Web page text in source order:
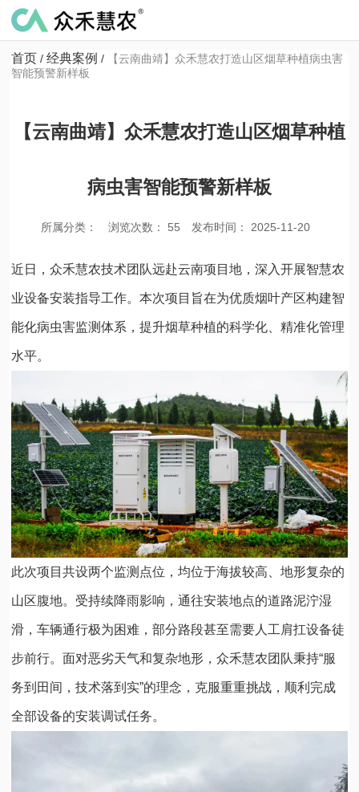
首页 / 经典案例 /
【云南曲靖】众禾慧农打造山区烟草种植病虫害
智能预警新样板
【云南曲靖】众禾慧农打造山区烟草种植
病虫害智能预警新样板
所属分类： 浏览次数： 55 发布时间： 2025-11-20
近日，众禾慧农技术团队远赴云南项目地，深入开展智慧农
业设备安装指导工作。本次项目旨在为优质烟叶产区构建智
能化病虫害监测体系，提升烟草种植的科学化、精准化管理
水平。
此次项目共设两个监测点位，均位于海拔较高、地形复杂的
山区腹地。受持续降雨影响，通往安装地点的道路泥泞湿
滑，车辆通行极为困难，部分路段甚至需要人工肩扛设备徒
步前行。面对恶劣天气和复杂地形，众禾慧农团队秉持“服
务到田间，技术落到实”的理念，克服重重挑战，顺利完成
全部设备的安装调试任务。